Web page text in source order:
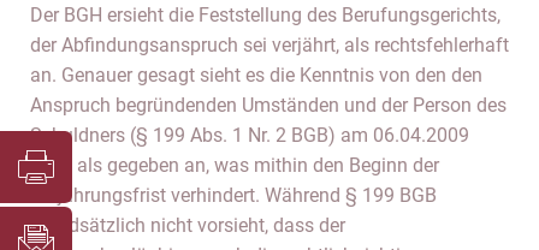
Der BGH ersieht die Feststellung des Berufungsgerichts,
der Abfindungsanspruch sei verjährt, als rechtsfehlerhaft
an. Genauer gesagt sieht es die Kenntnis von den den
Anspruch begründenden Umständen und der Person des
Schuldners (§ 199 Abs. 1 Nr. 2 BGB) am 06.04.2009
nicht als gegeben an, was mithin den Beginn der
Verjährungsfrist verhindert. Während § 199 BGB
grundsätzlich nicht vorsieht, dass der